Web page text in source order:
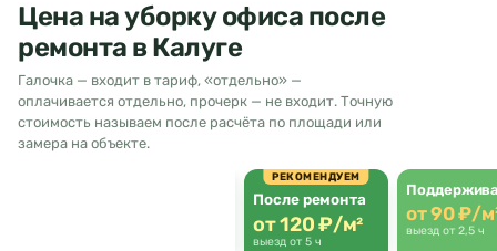
Цена на уборку офиса после
ремонта в Калуге
Галочка — входит в тариф, «отдельно» —
оплачивается отдельно, прочерк — не входит. Точную
стоимость называем после расчёта по площади или
замера на объекте.
РЕКОМЕНДУЕМ
После ремонта
от 120 ₽/м²
выезд от 5 ч
от 90 ₽/
выезд от 2,5 ч